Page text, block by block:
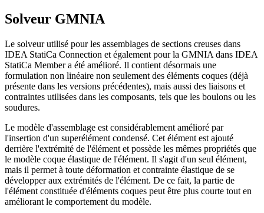
Solveur GMNIA
Le solveur utilisé pour les assemblages de sections creuses dans
IDEA StatiCa Connection et également pour la GMNIA dans IDEA
StatiCa Member a été amélioré. Il contient désormais une
formulation non linéaire non seulement des éléments coques (déjà
présente dans les versions précédentes), mais aussi des liaisons et
contraintes utilisées dans les composants, tels que les boulons ou les
soudures.
Le modèle d'assemblage est considérablement amélioré par
l'insertion d'un superélément condensé. Cet élément est ajouté
derrière l'extrémité de l'élément et possède les mêmes propriétés que
le modèle coque élastique de l'élément. Il s'agit d'un seul élément,
mais il permet à toute déformation et contrainte élastique de se
développer aux extrémités de l'élément. De ce fait, la partie de
l'élément constituée d'éléments coques peut être plus courte tout en
améliorant le comportement du modèle.